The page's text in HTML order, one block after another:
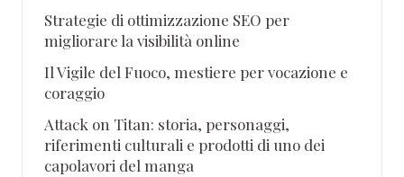
Strategie di ottimizzazione SEO per
migliorare la visibilità online
Il Vigile del Fuoco, mestiere per vocazione e
coraggio
Attack on Titan: storia, personaggi,
riferimenti culturali e prodotti di uno dei
capolavori del manga